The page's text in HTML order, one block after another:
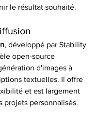
le résultat souhaité.​
, développé par Stability
open-source
d'images à
textuelles. Il offre
et est largement
projets personnalisés.